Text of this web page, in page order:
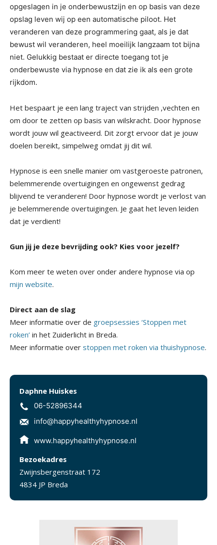
opgeslagen in je onderbewustzijn en op basis van deze
opslag leven wij op een automatische piloot. Het
veranderen van deze programmering gaat, als je dat
bewust wil veranderen, heel moeilijk langzaam tot bijna
niet. Gelukkig bestaat er directe toegang tot je
onderbewuste via hypnose en dat zie ik als een grote
rijkdom.
Het bespaart je een lang traject van strijden ,vechten en
om door te zetten op basis van wilskracht. Door hypnose
wordt jouw wil geactiveerd. Dit zorgt ervoor dat je jouw
doelen bereikt, simpelweg omdat jij dit wil.
Hypnose is een snelle manier om vastgeroeste patronen,
belemmerende overtuigingen en ongewenst gedrag
blijvend te veranderen! Door hypnose wordt je verlost van
je belemmerende overtuigingen. Je gaat het leven leiden
dat je verdient!
Gun jij je deze bevrijding ook? Kies voor jezelf?
Kom meer te weten over onder andere hypnose via op
mijn website.
Direct aan de slag
Meer informatie over de groepsessies ‘Stoppen met
roken’ in het Zuiderlicht in Breda.
Meer informatie over stoppen met roken via thuishypnose.
Daphne Huiskes
06-52896344
info@happyhealthyhypnose.nl
www.happyhealthyhypnose.nl
Bezoekadres
Zwijnsbergenstraat 172
4834 JP Breda